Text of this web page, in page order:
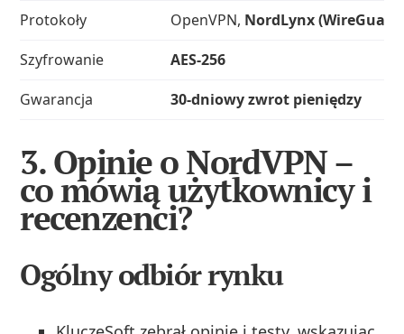
Protokoły
OpenVPN, NordLynx
Szyfrowanie
AES‑256
Gwarancja
30‑dniowy zwrot pieniędzy
3. Opinie o NordVPN –
co mówią użytkownicy i
recenzenci?
Ogólny odbiór rynku